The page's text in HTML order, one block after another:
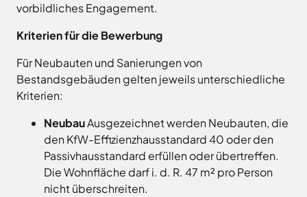
vorbildliches Engagement.
Kriterien für die Bewerbung
Für Neubauten und Sanierungen von
Bestandsgebäuden gelten jeweils unterschiedliche
Kriterien:
NeubauAusgezeichnet werden Neubauten, die
den KfW-Effizienzhausstandard 40 oder den
Passivhausstandard erfüllen oder übertreffen.
Die Wohnfläche darf i. d. R. 47 m² pro Person
nicht überschreiten.
Ostercappeln
Wallenhorst